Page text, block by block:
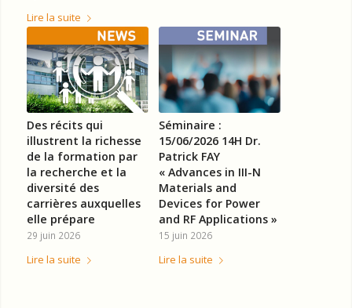
Lire la suite
Des récits qui
illustrent la richesse
de la formation par
la recherche et la
diversité des
carrières auxquelles
elle prépare
29 juin 2026
Lire la suite
Séminaire :
15/06/2026 14H Dr.
Patrick FAY
« Advances in III-N
Materials and
Devices for Power
and RF Applications »
15 juin 2026
Lire la suite